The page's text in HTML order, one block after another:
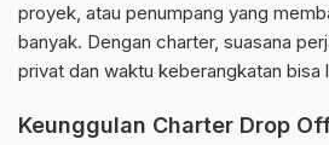
proyek, atau penumpang yang
banyak. Dengan charter, suasana
privat dan waktu keberangkatan bisa
Keunggulan Charter Drop